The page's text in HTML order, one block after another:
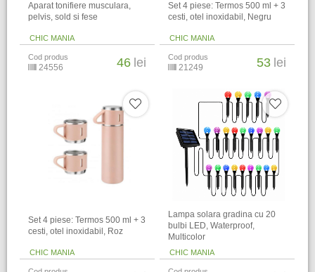
Aparat tonifiere musculara,
pelvis, sold si fese
CHIC MANIA
Cod produs
24556 46 lei
Set 4 piese: Termos 500 ml + 3
cesti, otel inoxidabil, Negru
CHIC MANIA
Cod produs
21249 53 lei
Set 4 piese: Termos 500 ml + 3
cesti, otel inoxidabil, Roz
CHIC MANIA
Lampa solara gradina cu 20
bulbi LED, Waterproof,
Multicolor
CHIC MANIA